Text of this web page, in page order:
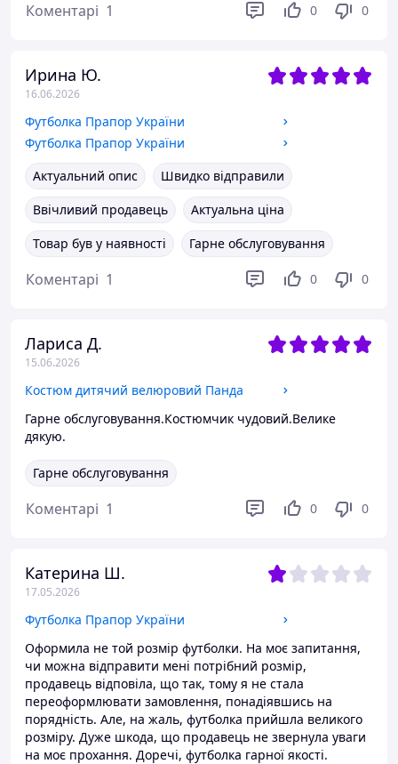
Коментарі 1 0 0
Ирина Ю.
16.06.2026
Футболка Прапор України
Футболка Прапор України
Актуальний опис
Швидко відправили
Ввічливий продавець
Актуальна ціна
Товар був у наявності
Гарне обслуговування
Коментарі 1 0 0
Лариса Д.
15.06.2026
Костюм дитячий велюровий Панда
Гарне обслуговування.Костюмчик чудовий.Велике
дякую.
Гарне обслуговування
Коментарі 1 0 0
Катерина Ш.
17.05.2026
Футболка Прапор України
Оформила не той розмір футболки. На моє запитання,
чи можна відправити мені потрібний розмір,
продавець відповіла, що так, тому я не стала
переоформлювати замовлення, понадіявшись на
порядність. Але, на жаль, футболка прийшла великого
розміру. Дуже шкода, що продавець не звернула уваги
на моє прохання. Доречі, футболка гарної якості.